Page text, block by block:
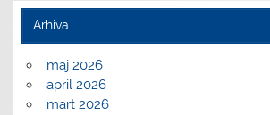
Arhiva
maj 2026
april 2026
mart 2026